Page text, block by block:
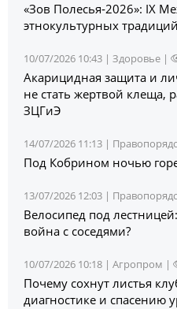
«Зов Полесья‑2026»: IX
этнокультурных
10/07/2026 10:43 | Здоровье |
Акарицидная защита и
не стать жертвой клеща,
ЗЦГиЭ
14/07/2026 11:13 |
Под Кобрином ночью
13/07/2026 12:03 |
Велосипед под
война с соседями?
10/07/2026 10:18 | Агропром |
Почему сохнут листья
диагностике и спасению